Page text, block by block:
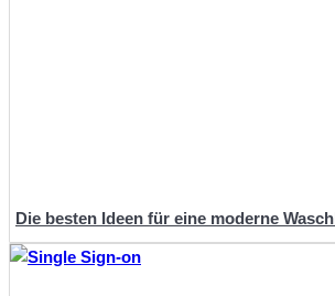
Die besten Ideen für eine moderne